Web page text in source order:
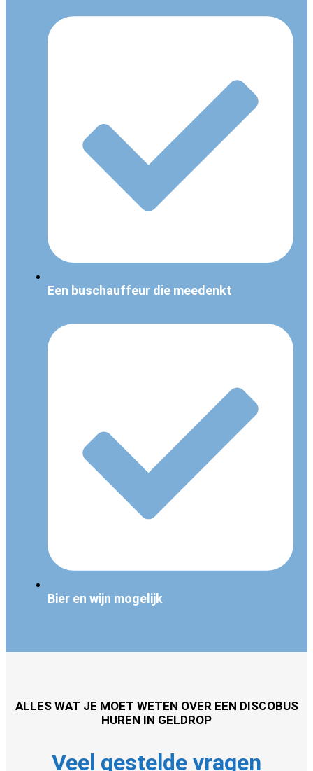
Een buschauffeur die meedenkt
Bier en wijn mogelijk
ALLES WAT JE MOET WETEN OVER EEN DISCOBUS
HUREN IN GELDROP
Veel gestelde vragen